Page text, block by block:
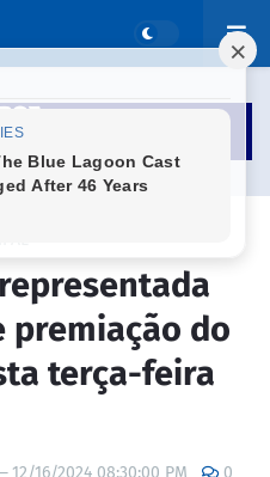
premiação do
terça-feira
12/16/2024 08:30:00 PM 0